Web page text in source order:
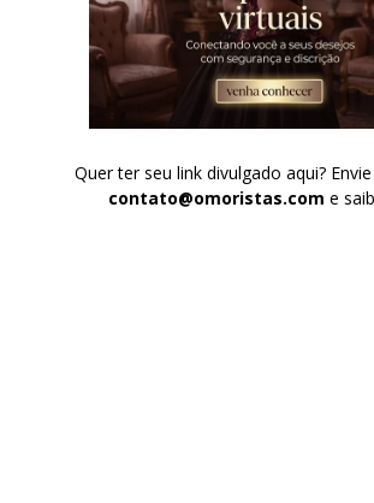
Quer ter seu link divulgado aqui?
contato@omoristas.com e